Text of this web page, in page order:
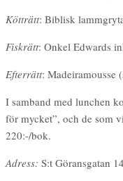
Kötträtt: Biblisk
Fiskrätt: Onkel Edwards
Efterrätt: Madeiramousse
I samband med lunchen
för mycket”, och de som
220:-/bok.
Adress: S:t Göransgatan